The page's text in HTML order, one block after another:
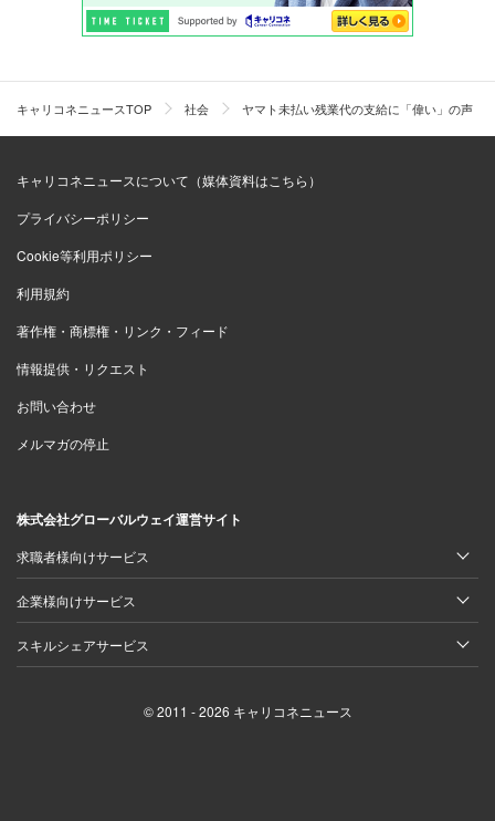
キャリコネニュースTOP 社会 ヤマト未払い残業代の支給に「偉い」の声
キャリコネニュースについて（媒体資料はこちら）
プライバシーポリシー
Cookie等利用ポリシー
利用規約
著作権・商標権・リンク・フィード
情報提供・リクエスト
お問い合わせ
メルマガの停止
株式会社グローバルウェイ運営サイト
求職者様向けサービス
企業様向けサービス
スキルシェアサービス
© 2011 - 2026 キャリコネニュース